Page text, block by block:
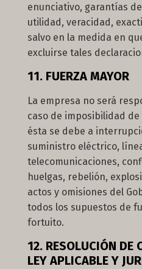
enunciativo, garantías
utilidad, veracidad,
salvo en la medida en
excluirse tales
11. FUERZA MAYOR
La empresa no será
caso de imposibilidad
ésta se debe a
suministro eléctrico,
telecomunicaciones,
huelgas, rebelión,
actos y omisiones del
todos los supuestos de
fortuito.
12. RESOLUCIÓN DE
LEY APLICABLE Y